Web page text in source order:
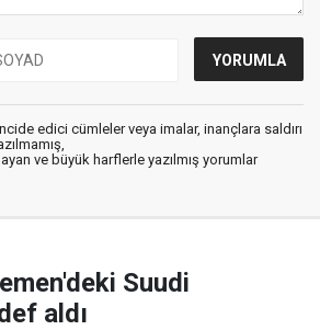
edici cümleler veya imalar, inançlara saldırı
ve büyük harflerle yazılmış yorumlar
Suudi
aldı